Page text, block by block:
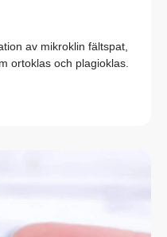
av mikroklin fältspat,
ortoklas och plagioklas.